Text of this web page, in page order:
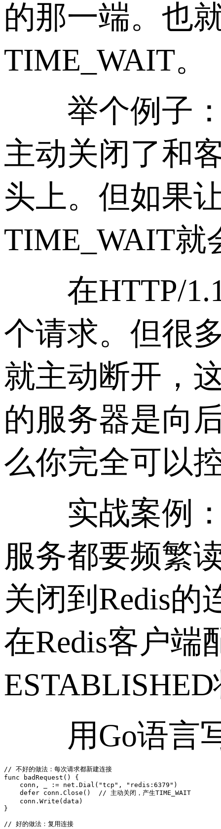
的那一端。也
TIME_WAIT。
举个例子：
主动关闭了和
头上。但如果
TIME_WAIT就
在HTTP/1.1
个请求。但很
就主动断开，
的服务器是向
么你完全可以
实战案例：
服务都要频繁
关闭到Redis
在Redis客户端
用Go语言写
// 不好的做法：每次请求都新建连接
func badRequest() {
    conn, _ := net.Dial("tcp", "redis:6379")
    defer conn.Close()  // 主动关闭，产生TIME_WAIT
    conn.Write(data)
}
// 好的做法：复用连接